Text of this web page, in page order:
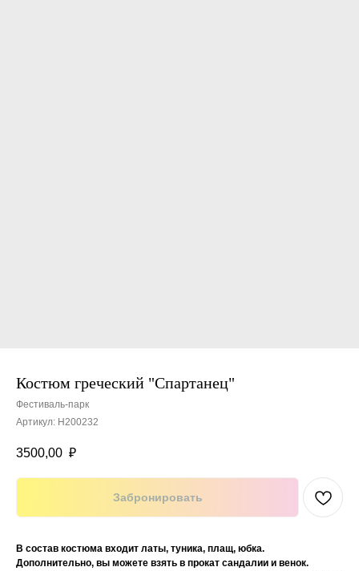
Костюм греческий "Спартанец"
Фестиваль-парк
Артикул: Н200232
3500,00 ₽
Забронировать
В состав костюма входит латы, туника, плащ, юбка.
Дополнительно, вы можете взять в прокат сандалии и венок.